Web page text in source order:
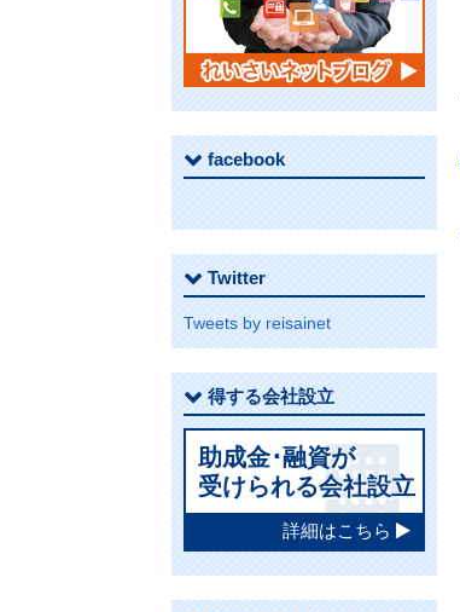
facebook
Twitter
Tweets by reisainet
得する会社設立
助成金･融資が
受けられる会社設立
詳細はこちら